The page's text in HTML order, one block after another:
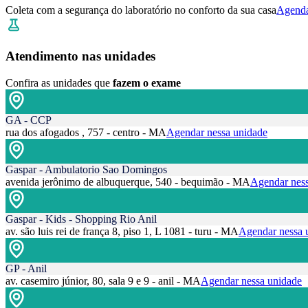
Coleta com a segurança do laboratório no conforto da sua casa
Atendimento nas unidades
Confira as unidades que fazem o exame
GA - CCP
rua dos afogados , 757 - centro - MAAgendar nessa unidade
Gaspar - Ambulatorio Sao Domingos
avenida jerônimo de albuquerque, 540 - bequimão - MAAgendar
Gaspar - Kids - Shopping Rio Anil
av. são luis rei de frança 8, piso 1, L 1081 - turu - MAAgendar nessa
GP - Anil
av. casemiro júnior, 80, sala 9 e 9 - anil - MAAgendar nessa unidade